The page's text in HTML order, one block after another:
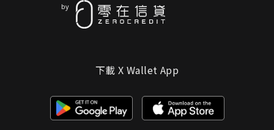
下載 X Wallet App